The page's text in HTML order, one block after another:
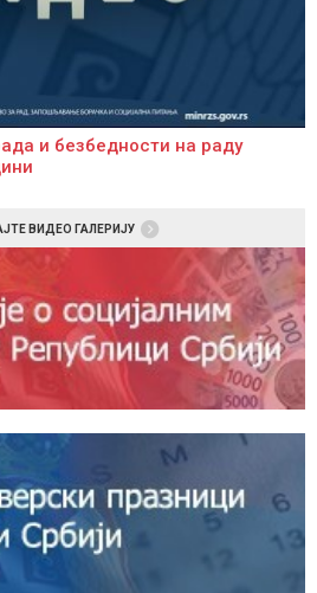
и безбедности на раду
ВИДЕО ГАЛЕРИЈУ